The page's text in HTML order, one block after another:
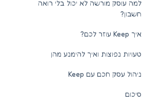
למה עוסק מורשה לא יכול בלי רואה
חשבון?
איך Keep עוזר לכם?
טעויות נפוצות ואיך להימנע מהן
ניהול עסק חכם עם Keep
סיכום